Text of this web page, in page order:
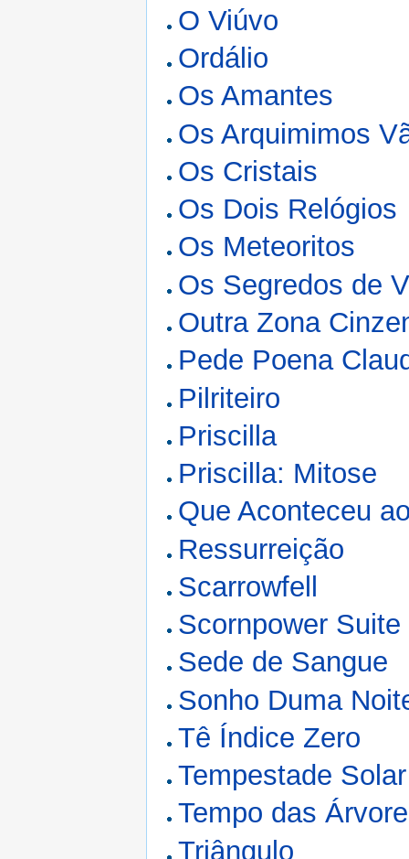
O Viúvo
Ordálio
Os Amantes
Os Arquimimos
Os Cristais
Os Dois Relógios
Os Meteoritos
Os Segredos de
Outra Zona
Pede Poena
Pilriteiro
Priscilla
Priscilla: Mitose
Que Aconteceu
Ressurreição
Scarrowfell
Scornpower Suite
Sede de Sangue
Sonho Duma
Tê Índice Zero
Tempestade Solar
Tempo das
Triângulo